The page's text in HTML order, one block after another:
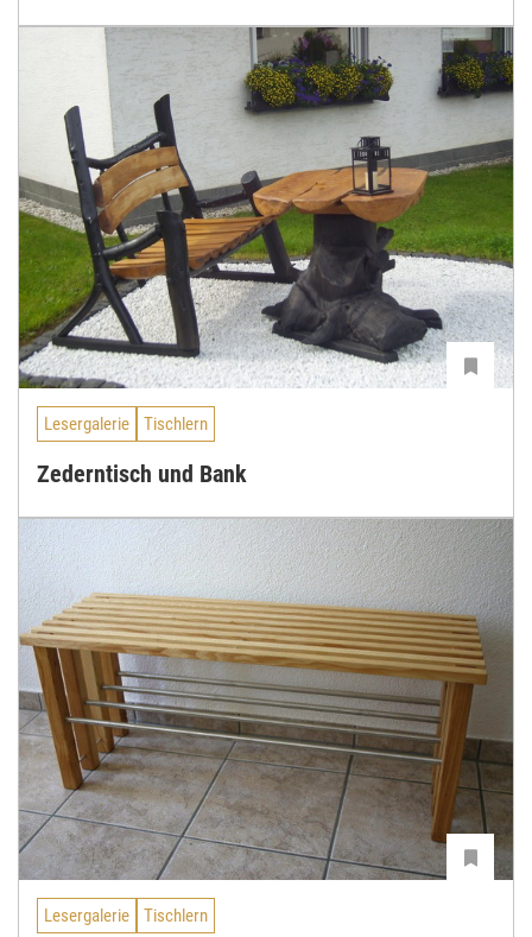
Lesergalerie Tischlern
Zederntisch und Bank
Lesergalerie Tischlern